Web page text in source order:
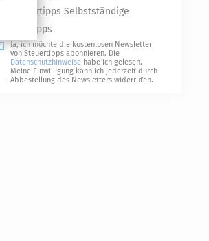
Steuertipps Selbstständige
Geldtipps
Ja, ich möchte die kostenlosen Newsletter
von Steuertipps abonnieren. Die
Datenschutzhinweise habe ich gelesen.
Meine Einwilligung kann ich jederzeit durch
Abbestellung des Newsletters widerrufen.